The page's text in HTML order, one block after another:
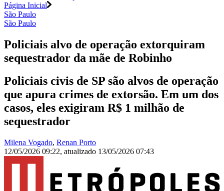
Página Inicial
São Paulo
São Paulo
Policiais alvo de operação extorquiram
sequestrador da mãe de Robinho
Policiais civis de SP são alvos de operação
que apura crimes de extorsão. Em um dos
casos, eles exigiram R$ 1 milhão de
sequestrador
Milena Vogado, Renan Porto
12/05/2026 09:22, atualizado 13/05/2026 07:43